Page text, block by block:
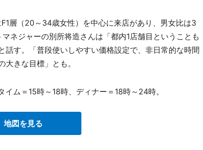
層（20～34歳女性）を中心に来店があり、男女比は3
ネジャーの別所将造さんは「都内1店舗目ということも
話す。「普段使いしやすい価格設定で、非日常的な時間
きな目標」とも。
ム＝15時～18時、ディナー＝18時～24時。
地図を見る